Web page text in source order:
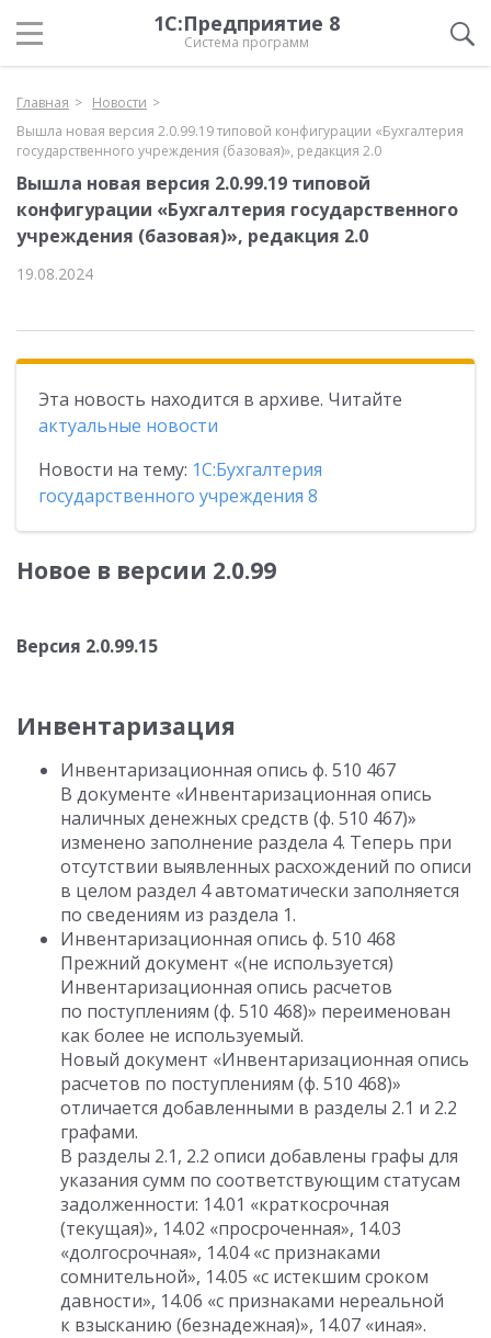
1С:Предприятие 8
Система программ
Главная
Новости
Вышла новая версия 2.0.99.19 типовой конфигурации «Бухгалтерия
государственного учреждения (базовая)», редакция 2.0
Вышла новая версия 2.0.99.19 типовой
конфигурации «Бухгалтерия государственного
учреждения (базовая)», редакция 2.0
19.08.2024
Эта новость находится в архиве. Читайте
актуальные новости
Новости на тему: 1С:Бухгалтерия
государственного учреждения 8
Новое в версии 2.0.99
Версия 2.0.99.15
Инвентаризация
Инвентаризационная опись ф. 510 467
В документе «Инвентаризационная опись
наличных денежных средств (ф. 510 467)»
изменено заполнение раздела 4. Теперь при
отсутствии выявленных расхождений по описи
в целом раздел 4 автоматически заполняется
по сведениям из раздела 1.
Инвентаризационная опись ф. 510 468
Прежний документ «(не используется)
Инвентаризационная опись расчетов
по поступлениям (ф. 510 468)» переименован
как более не используемый.
Новый документ «Инвентаризационная опись
расчетов по поступлениям (ф. 510 468)»
отличается добавленными в разделы 2.1 и 2.2
графами.
В разделы 2.1, 2.2 описи добавлены графы для
указания сумм по соответствующим статусам
задолженности: 14.01 «краткосрочная
(текущая)», 14.02 «просроченная», 14.03
«долгосрочная», 14.04 «с признаками
сомнительной», 14.05 «с истекшим сроком
давности», 14.06 «с признаками нереальной
к взысканию (безнадежная)», 14.07 «иная».